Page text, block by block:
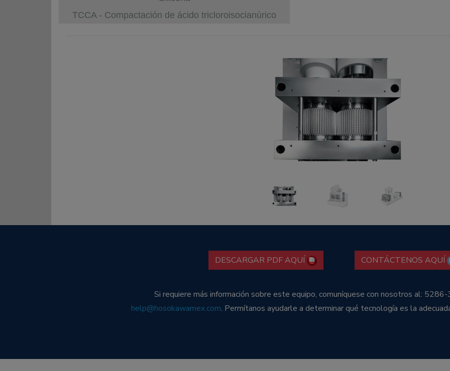
TCCA - Compactación de ácido tricloroisocianúrico
DESCARGAR PDF AQUÍ CONTÁCTENOS AQUÍ
Si requiere más información sobre este equipo, comuníquese con nosotros al:
help@hosokawamex.com. Permítanos ayudarle a determinar qué tecnología es la